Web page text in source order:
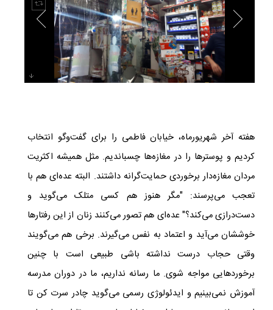
هفته آخر شهریورماه، خیابان فاطمی را برای گفت‌وگو انتخاب
کردیم و پوسترها را در مغازه‌ها چسباندیم. مثل همیشه اکثریت
مردان مغازه‌دار برخوردی حمایت‌گرانه داشتند. البته عده‌ای هم با
تعجب می‌پرسند: "مگر هنوز هم کسی متلک می‌گوید و
دست‌درازی می‌کند؟" عده‌ای هم تصور می‌کنند زنان از این رفتارها
خوششان می‌آید و اعتماد به نفس می‌گیرند. برخی هم می‌گویند
وقتی حجاب درست نداشته باشی طبیعی است با چنین
برخوردهایی مواجه شوی. ما رسانه‌ نداریم، ما در دوران مدرسه
آموزش نمی‌بینیم و ایدئولوژی رسمی می‌گوید چادر سرت کن تا